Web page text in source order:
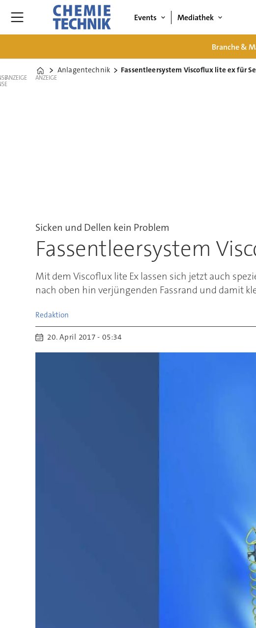
Events Mediathek
Branche &
Home
Anlagentechnik Fassentleersystem Viscoflux lite ex für
ANZEIGE ANZEIGE
Sicken und Dellen kein Problem
Fassentleersystem
Mit dem Viscoflux lite Ex lassen sich jetzt auch
nach oben hin verjüngenden Fassrand und damit
Redaktion
20. April 2017 - 05:34